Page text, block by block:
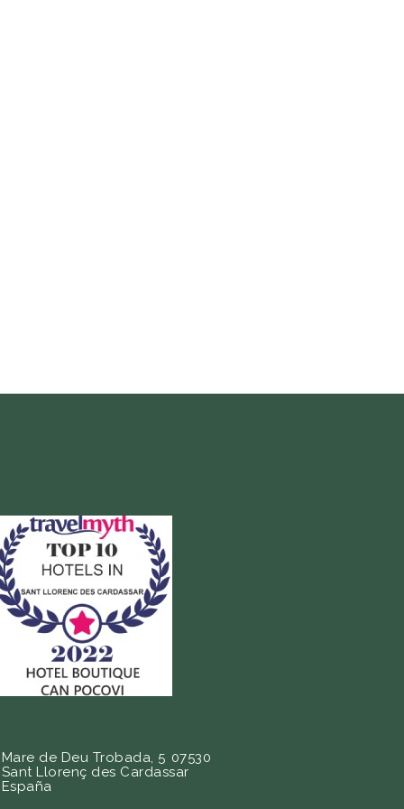
Mare de Deu Trobada, 5 07530
Sant Llorenç des Cardassar
España